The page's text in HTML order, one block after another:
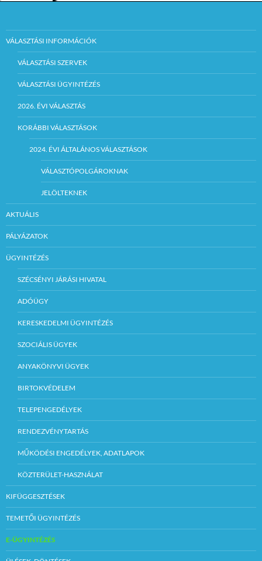
VÁLASZTÁSI INFORMÁCIÓK
VÁLASZTÁSI SZERVEK
VÁLASZTÁSI ÜGYINTÉZÉS
2026. ÉVI VÁLASZTÁS
KORÁBBI VÁLASZTÁSOK
2024. ÉVI ÁLTALÁNOS VÁLASZTÁSOK
VÁLASZTÓPOLGÁROKNAK
JELÖLTEKNEK
AKTUÁLIS
PÁLYÁZATOK
ÜGYINTÉZÉS
SZÉCSÉNYI JÁRÁSI HIVATAL
ADÓÜGY
KERESKEDELMI ÜGYINTÉZÉS
SZOCIÁLIS ÜGYEK
ANYAKÖNYVI ÜGYEK
BIRTOKVÉDELEM
TELEPENGEDÉLYEK
RENDEZVÉNYTARTÁS
MŰKÖDÉSI ENGEDÉLYEK, ADATLAPOK
KÖZTERÜLET-HASZNÁLAT
KIFÜGGESZTÉSEK
TEMETŐI ÜGYINTÉZÉS
E-ÜGYINTÉZÉS